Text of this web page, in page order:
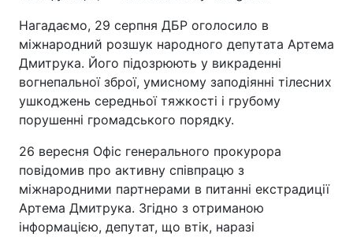
Нагадаємо, 29 серпня ДБР оголосило в
міжнародний розшук народного депутата Артема
Дмитрука. Його підозрюють у викраденні
вогнепальної зброї, умисному заподіянні тілесних
ушкоджень середньої тяжкості і грубому
порушенні громадського порядку.
26 вересня Офіс генерального прокурора
повідомив про активну співпрацю з
міжнародними партнерами в питанні екстрадиції
Артема Дмитрука. Згідно з отриманою
інформацією, депутат, що втік, наразі